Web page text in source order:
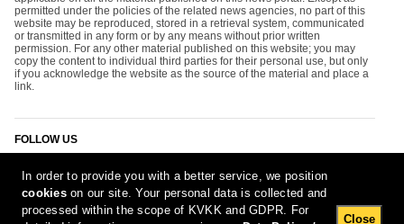
permitted under the policies of the related news agencies, no part of this
website may be reproduced, stored in a retrieval system, communicated
or transmitted in any form or by any means without prior written
permission. For any other material published on this website; you may
copy the content to individual third parties for their personal use, but only
if you acknowledge the website as the source of the material and place a
link.
FOLLOW US
In order to provide you with a better service, we position
cookieson our site. Your personal data is collected and
processed within the scope of KVKK and GDPR. For
Close